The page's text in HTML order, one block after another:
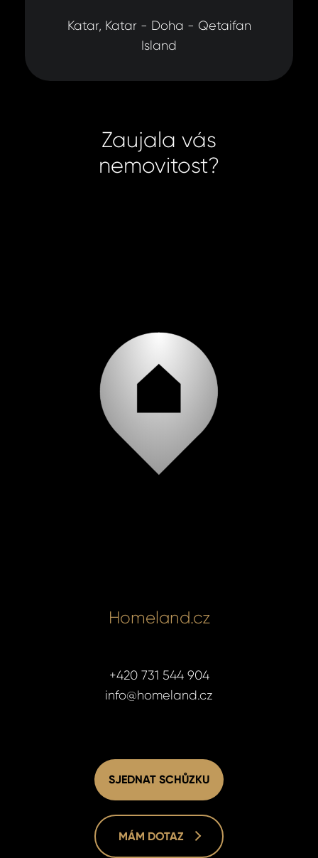
Katar, Katar - Doha - Qetaifan
Island
Zaujala vás
nemovitost?
Homeland.cz
+420 731 544 904
info@homeland.cz
SJEDNAT SCHŮZKU
MÁM DOTAZ